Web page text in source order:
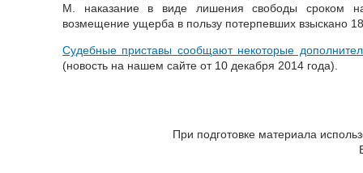
М. наказание в виде лишения свободы сроком
возмещение ущерба в пользу потерпевших взыскано
Судебные приставы сообщают некоторые
(новость на нашем сайте от 10 декабря 2014 года).
При подготовке материала